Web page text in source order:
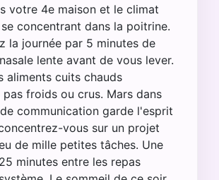
votre 4e maison et le climat
concentrant dans la poitrine.
la journée par 5 minutes de
lente avant de vous lever.
aliments cuits chauds
pas froids ou crus. Mars dans
communication garde l'esprit
vous sur un projet
de mille petites tâches. Une
minutes entre les repas